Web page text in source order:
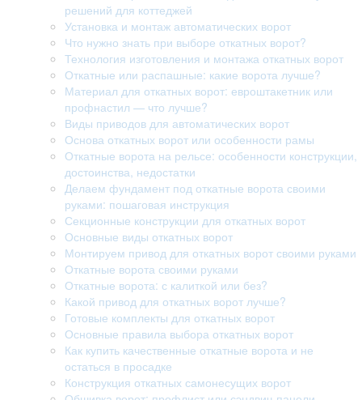
решений для коттеджей
Установка и монтаж автоматических ворот
Что нужно знать при выборе откатных ворот?
Технология изготовления и монтажа откатных ворот
Откатные или распашные: какие ворота лучше?
Материал для откатных ворот: евроштакетник или
профнастил — что лучше?
Виды приводов для автоматических ворот
Основа откатных ворот или особенности рамы
Откатные ворота на рельсе: особенности конструкции,
достоинства, недостатки
Делаем фундамент под откатные ворота своими
руками: пошаговая инструкция
Секционные конструкции для откатных ворот
Основные виды откатных ворот
Монтируем привод для откатных ворот своими руками
Откатные ворота своими руками
Откатные ворота: с калиткой или без?
Какой привод для откатных ворот лучше?
Готовые комплекты для откатных ворот
Основные правила выбора откатных ворот
Как купить качественные откатные ворота и не
остаться в просадке
Конструкция откатных самонесущих ворот